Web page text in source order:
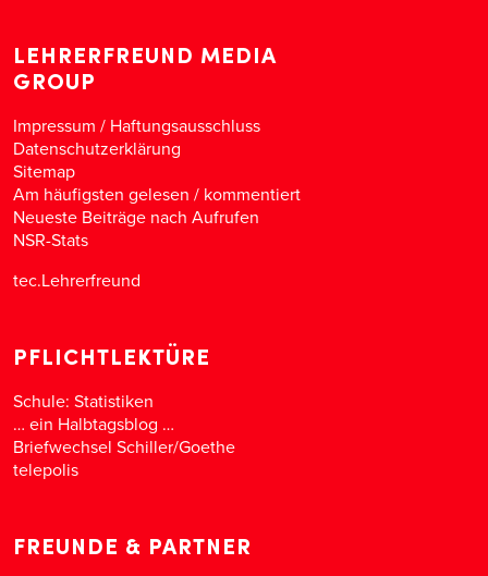
LEHRERFREUND MEDIA
GROUP
Impressum / Haftungsausschluss
Datenschutzerklärung
Sitemap
Am häufigsten gelesen / kommentiert
Neueste Beiträge nach Aufrufen
NSR-Stats
tec.Lehrerfreund
PFLICHTLEKTÜRE
Schule: Statistiken
… ein Halbtagsblog …
Briefwechsel Schiller/Goethe
telepolis
FREUNDE & PARTNER